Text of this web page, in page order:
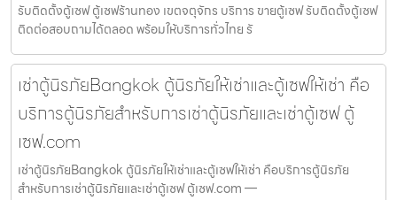
รับติดตั้งตู้เซฟ ตู้เซฟร้านทอง เขตจตุจักร บริการ ขายตู้เซฟ รับติดตั้งตู้เซฟ
ติดต่อสอบถามได้ตลอด พร้อมให้บริการทั่วไทย รั
เช่าตู้นิรภัยBangkok ตู้นิรภัยให้เช่าและตู้เซฟให้เช่า คือ
บริการตู้นิรภัยสำหรับการเช่าตู้นิรภัยและเช่าตู้เซฟ ตู้
เซฟ.com
เช่าตู้นิรภัยBangkok ตู้นิรภัยให้เช่าและตู้เซฟให้เช่า คือบริการตู้นิรภัย
สำหรับการเช่าตู้นิรภัยและเช่าตู้เซฟ ตู้เซฟ.com —